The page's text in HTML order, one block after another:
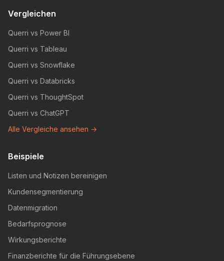
Vergleichen
Querri vs Power BI
Querri vs Tableau
Querri vs Snowflake
Querri vs Databricks
Querri vs ThoughtSpot
Querri vs ChatGPT
Alle Vergleiche ansehen →
Beispiele
Listen und Notizen bereinigen
Kundensegmentierung
Datenmigration
Bedarfsprognose
Wirkungsberichte
Finanzberichte für die Führungsebene